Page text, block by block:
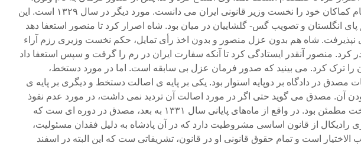
صمصام کماکان خود را نخست وزیر قانونی ایران می دانست. مورد دیگر در سال ۱۳۲۹ است. این
پای انگلستان و تصویب گس- گلشاییان در میان بود. شاه اصرار کرد تا منصور استعفا دهد
نپذیرفت. شاه هم بدون عزل منصور و بدون اخذ رأی تمایل، حکم نخست وزیری رزم آراء
کرد. منصور آنقدر ایستادگی کرد تا آنکه سفارت ایران در رم را گرفت و سپس استعفا داد
را ترک کرد. می بینید که صدور فرمان عزل بی سابقه است. اما در مورد دستخط،
مصدق در دادگاه بر دوپایه استوار بود. یکی بر پایه ی اصالت دستخط و دیگری بر پایه ی
آن. مصدق می گوید حتی اگر در مورد اصالت آن تردید نمی داشت، در مورد عدم نفوذ
آن سخت مطمئن بود. در واقع از ماه‌های پایانی سال ۱۳۳۱ به بعد، مصدق در دوره ای ست که
رادیکال از قانون اساسی مشروطیت دارد که در آن پادشاه به دلیل فقدان مسئولیت،
الاختیار است و تمام حقوق قانونی او در قانون، تشریفاتی ست که این البته در اسفند